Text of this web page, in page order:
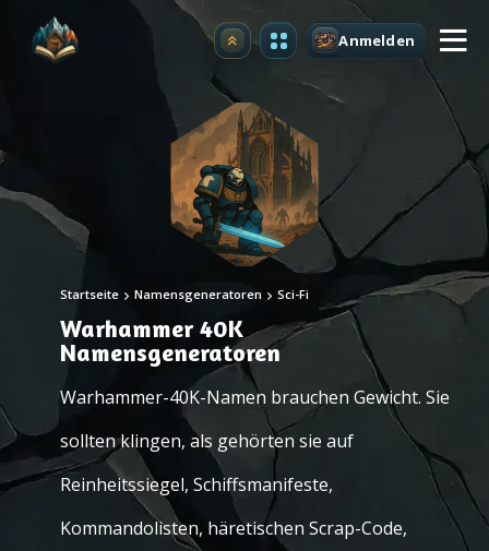
Upgrade Anmelden
Startseite Namensgeneratoren Sci-Fi
Warhammer 40K
Namensgeneratoren
Warhammer-40K-Namen brauchen Gewicht. Sie
sollten klingen, als gehörten sie auf
Reinheitssiegel, Schiffsmanifeste,
Kommandolisten, häretischen Scrap-Code,